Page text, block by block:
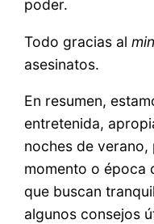
poder.
Todo gracias al
asesinatos.
En resumen,
entretenida,
noches de
momento o época
que buscan
algunos consejos